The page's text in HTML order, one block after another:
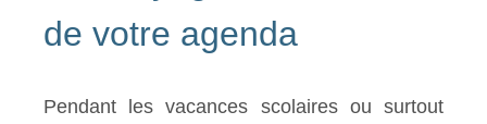
de votre agenda
Pendant les vacances scolaires ou surtout